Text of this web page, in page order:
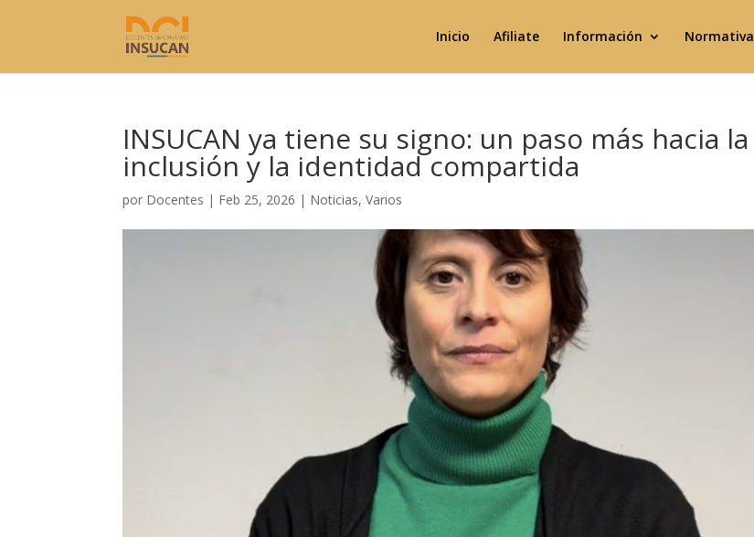
Inicio Afiliate Información Normativa
INSUCAN ya tiene su signo: un paso más hacia la
inclusión y la identidad compartida
por Docentes | Feb 25, 2026 | Noticias,Varios